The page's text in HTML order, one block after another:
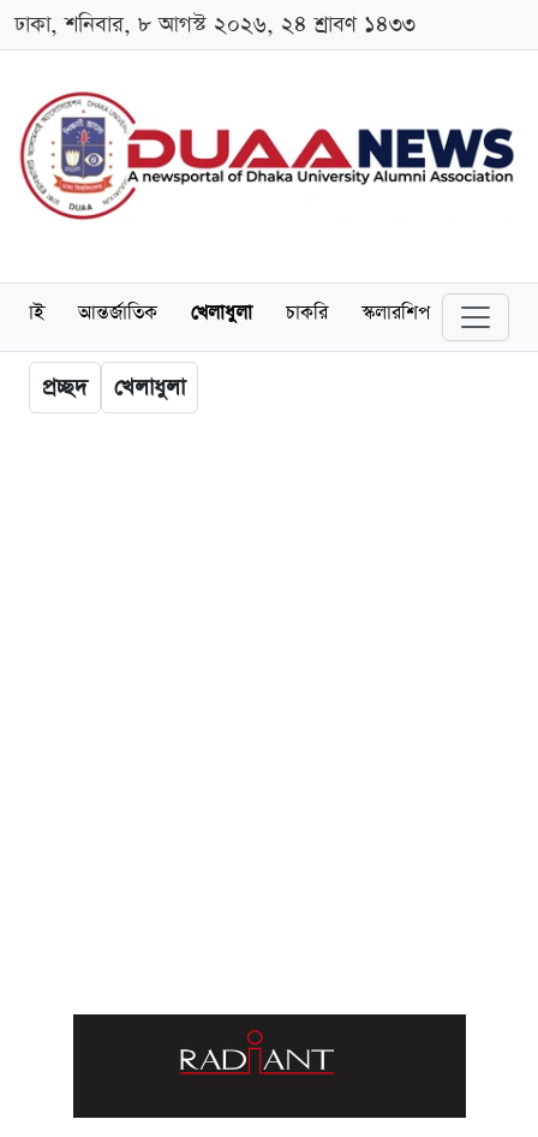
ঢাকা, শনিবার, ৮ আগস্ট ২০২৬, ২৪ শ্রাবণ ১৪৩৩
আন্তর্জাতিক খেলাধুলা চাকরি স্কলারশিপ বিনোদন
প্রচ্ছদ খেলাধুলা